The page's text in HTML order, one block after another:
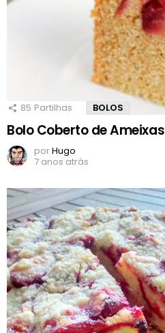
85 Partilhas BOLOS
Bolo Coberto de Ameixas
porHugo
7 anos atrás